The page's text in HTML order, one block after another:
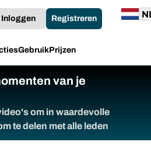
GebruikPrijzen
Inloggen Registreren
van je
om in waardevolle
te delen met alle leden